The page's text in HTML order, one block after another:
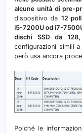
alcune unità di pre-
dispositivo da 12
i5-7200U od i7-
dischi SSD da
configurazioni simili a
però usa ancora
Poiché le